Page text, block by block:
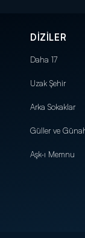
DİZİLER
Daha 17
Uzak Şehir
Arka Sokaklar
Güller ve
Aşk-ı Memnu